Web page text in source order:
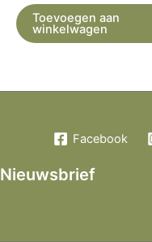
5
Toevoegen aan
winkelwagen
Facebook
Nieuwsbrief